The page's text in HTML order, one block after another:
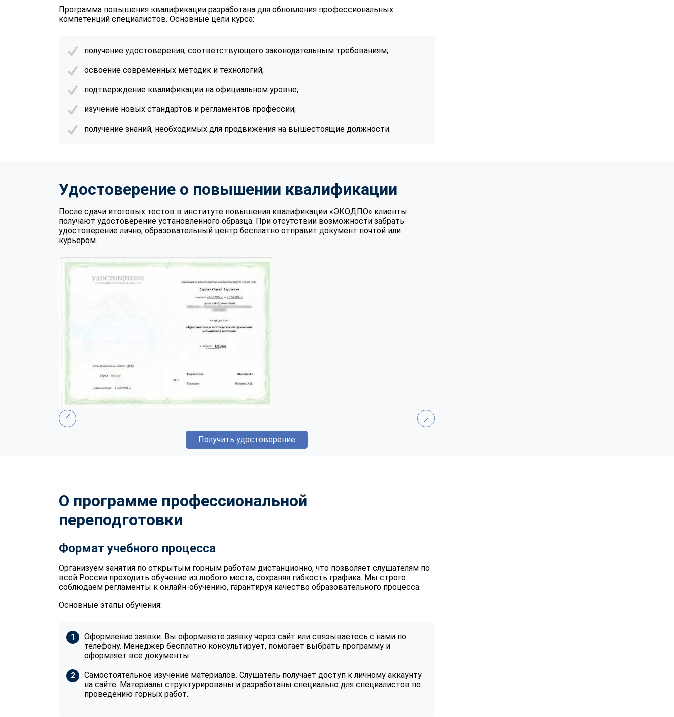
Программа повышения квалификации разработана для обновления профессиональных
компетенций специалистов. Основные цели курса:
получение удостоверения, соответствующего законодательным требованиям;
освоение современных методик и технологий;
подтверждение квалификации на официальном уровне;
изучение новых стандартов и регламентов профессии;
получение знаний, необходимых для продвижения на вышестоящие должности.
Удостоверение о повышении квалификации
После сдачи итоговых тестов в институте повышения квалификации «ЭКОДПО» клиенты
получают удостоверение установленного образца. При отсутствии возможности забрать
удостоверение лично, образовательный центр бесплатно отправит документ почтой или
курьером.
Получить удостоверение
О программе профессиональной
переподготовки
Формат учебного процесса
Организуем занятия по открытым горным работам дистанционно, что позволяет слушателям по
всей России проходить обучение из любого места, сохраняя гибкость графика. Мы строго
соблюдаем регламенты к онлайн-обучению, гарантируя качество образовательного процесса.
Основные этапы обучения:
Оформление заявки. Вы оформляете заявку через сайт или связываетесь с нами по
телефону. Менеджер бесплатно консультирует, помогает выбрать программу и
оформляет все документы.
Самостоятельное изучение материалов. Слушатель получает доступ к личному аккаунту
на сайте. Материалы структурированы и разработаны специально для специалистов по
проведению горных работ.